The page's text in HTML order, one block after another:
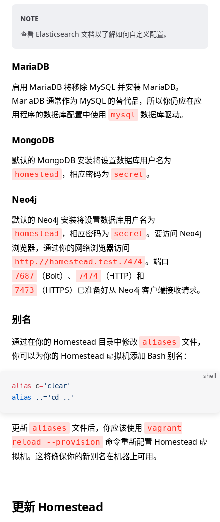
NOTE
查看 Elasticsearch 文档以了解如何自定义配置。
MariaDB
启用 MariaDB 将移除 MySQL 并安装 MariaDB。
MariaDB 通常作为 MySQL 的替代品，所以你仍应在应
用程序的数据库配置中使用 mysql 数据库驱动。
MongoDB
默认的 MongoDB 安装将设置数据库用户名为
homestead ，相应密码为 secret 。
Neo4j
默认的 Neo4j 安装将设置数据库用户名为
homestead ，相应密码为 secret 。要访问 Neo4j
浏览器，通过你的网络浏览器访问
http://homestead.test:7474 。端口
7687 （Bolt）、 7474 （HTTP）和
7473 （HTTPS）已准备好从 Neo4j 客户端接收请求。
别名
通过在你的 Homestead 目录中修改 aliases
文件，
你可以为你的 Homestead 虚拟机添加 Bash 别名：
shell
alias c='clear'
alias ..='cd ..'
更新 aliases 文件后，你应该使用
vagrant
reload --provision 命令重新配置 Homestead 虚
拟机。这将确保你的新别名在机器上可用。
更新 Homestead